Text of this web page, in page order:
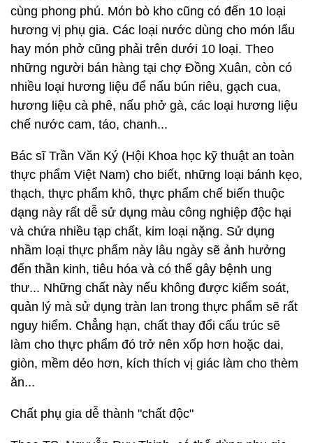
cùng phong phú. Món bò kho cũng có đến 10 loại
hương vị phụ gia. Các loại nước dùng cho món lẩu
hay món phở cũng phải trên dưới 10 loại. Theo
những người bán hàng tại chợ Đồng Xuân, còn có
nhiều loại hương liệu để nấu bún riêu, gạch cua,
hương liệu cà phê, nấu phở gà, các loại hương liệu
chế nước cam, táo, chanh...
Bác sĩ Trần Văn Ký (Hội Khoa học kỹ thuật an toàn
thực phẩm Việt Nam) cho biết, những loại bánh kẹo,
thạch, thực phẩm khô, thực phẩm chế biến thuộc
dạng này rất dễ sử dụng màu công nghiệp độc hại
và chứa nhiều tạp chất, kim loại nặng. Sử dụng
nhầm loại thực phẩm này lâu ngày sẽ ảnh hưởng
đến thần kinh, tiêu hóa và có thể gây bệnh ung
thư... Những chất này nếu không được kiểm soát,
quản lý mà sử dụng tràn lan trong thực phẩm sẽ rất
nguy hiểm. Chẳng hạn, chất thay đổi cấu trúc sẽ
làm cho thực phẩm đó trở nên xốp hơn hoặc dai,
giòn, mềm dẻo hơn, kích thích vị giác làm cho thèm
ăn...
Chất phụ gia dễ thành "chất độc"